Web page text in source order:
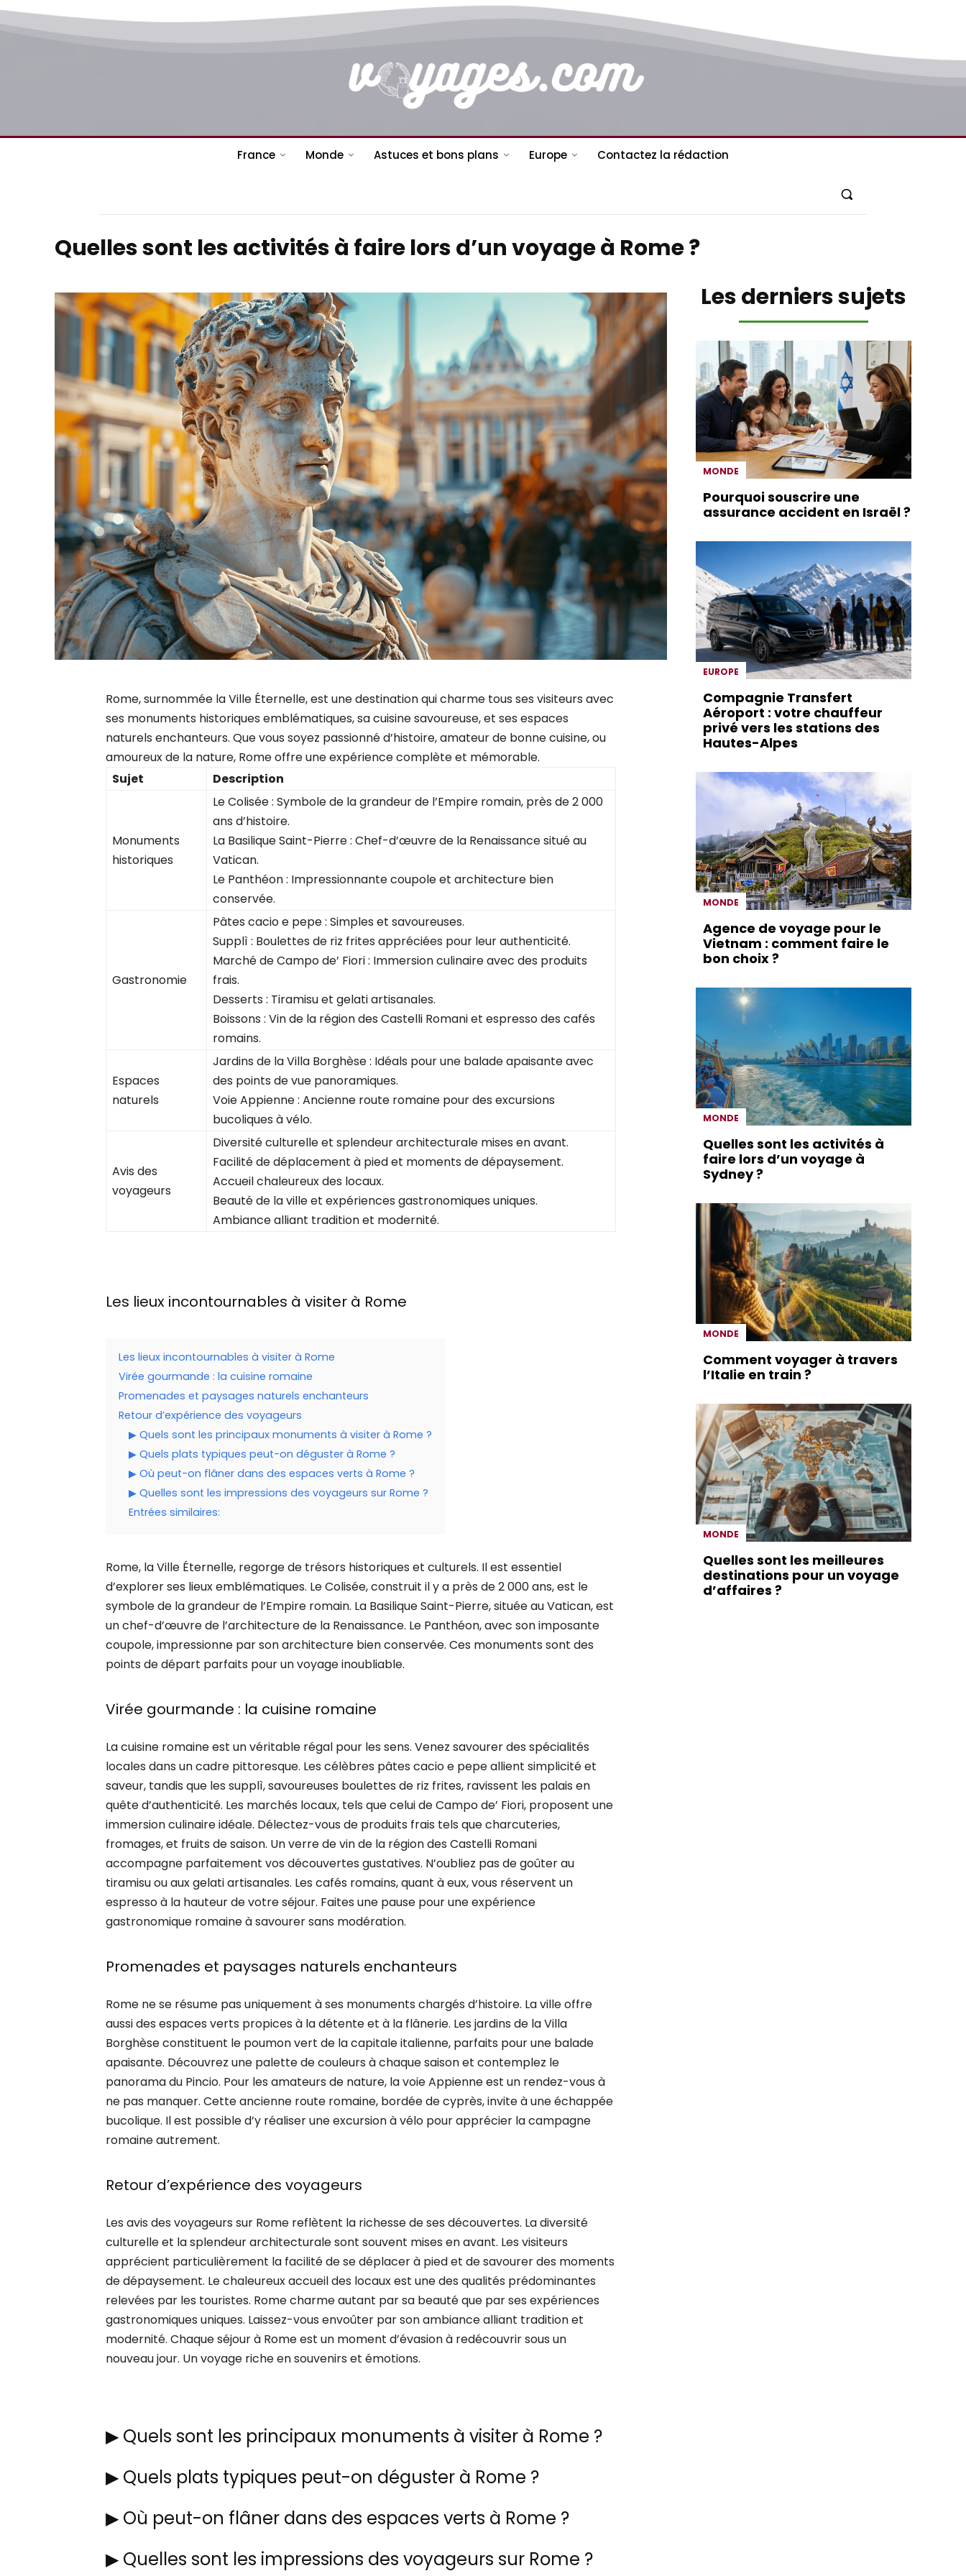
France Monde Astuces et bons plans Europe Contactez la rédaction
Quelles sont les activités à faire lors d’un voyage à Rome ?
Rome, surnommée la Ville Éternelle, est une destination qui charme tous ses visiteurs avec
ses monuments historiques emblématiques, sa cuisine savoureuse, et ses espaces
naturels enchanteurs. Que vous soyez passionné d’histoire, amateur de bonne cuisine, ou
amoureux de la nature, Rome offre une expérience complète et mémorable.
Sujet
Description
Monuments
historiques
Le Colisée : Symbole de la grandeur de l’Empire romain, près de 2 000
ans d’histoire.
La Basilique Saint-Pierre : Chef-d’œuvre de la Renaissance situé au
Vatican.
Le Panthéon : Impressionnante coupole et architecture bien
conservée.
Gastronomie
Pâtes cacio e pepe : Simples et savoureuses.
Supplì : Boulettes de riz frites appréciées pour leur authenticité.
Marché de Campo de’ Fiori : Immersion culinaire avec des produits
frais.
Desserts : Tiramisu et gelati artisanales.
Boissons : Vin de la région des Castelli Romani et espresso des cafés
romains.
Espaces
naturels
Jardins de la Villa Borghèse : Idéals pour une balade apaisante avec
des points de vue panoramiques.
Voie Appienne : Ancienne route romaine pour des excursions
bucoliques à vélo.
Avis des
voyageurs
Diversité culturelle et splendeur architecturale mises en avant.
Facilité de déplacement à pied et moments de dépaysement.
Accueil chaleureux des locaux.
Beauté de la ville et expériences gastronomiques uniques.
Ambiance alliant tradition et modernité.
Les lieux incontournables à visiter à Rome
Les lieux incontournables à visiter à Rome
Virée gourmande : la cuisine romaine
Promenades et paysages naturels enchanteurs
Retour d’expérience des voyageurs
▶ Quels sont les principaux monuments à visiter à Rome ?
▶ Quels plats typiques peut-on déguster à Rome ?
▶ Où peut-on flâner dans des espaces verts à Rome ?
▶ Quelles sont les impressions des voyageurs sur Rome ?
Entrées similaires:
Rome, la Ville Éternelle, regorge de trésors historiques et culturels. Il est essentiel
d’explorer ses lieux emblématiques. Le Colisée, construit il y a près de 2 000 ans, est le
symbole de la grandeur de l’Empire romain. La Basilique Saint-Pierre, située au Vatican, est
un chef-d’œuvre de l’architecture de la Renaissance. Le Panthéon, avec son imposante
coupole, impressionne par son architecture bien conservée. Ces monuments sont des
points de départ parfaits pour un voyage inoubliable.
Virée gourmande : la cuisine romaine
La cuisine romaine est un véritable régal pour les sens. Venez savourer des spécialités
locales dans un cadre pittoresque. Les célèbres pâtes cacio e pepe allient simplicité et
saveur, tandis que les supplì, savoureuses boulettes de riz frites, ravissent les palais en
quête d’authenticité. Les marchés locaux, tels que celui de Campo de’ Fiori, proposent une
immersion culinaire idéale. Délectez-vous de produits frais tels que charcuteries,
fromages, et fruits de saison. Un verre de vin de la région des Castelli Romani
accompagne parfaitement vos découvertes gustatives. N’oubliez pas de goûter au
tiramisu ou aux gelati artisanales. Les cafés romains, quant à eux, vous réservent un
espresso à la hauteur de votre séjour. Faites une pause pour une expérience
gastronomique romaine à savourer sans modération.
Promenades et paysages naturels enchanteurs
Rome ne se résume pas uniquement à ses monuments chargés d’histoire. La ville offre
aussi des espaces verts propices à la détente et à la flânerie. Les jardins de la Villa
Borghèse constituent le poumon vert de la capitale italienne, parfaits pour une balade
apaisante. Découvrez une palette de couleurs à chaque saison et contemplez le
panorama du Pincio. Pour les amateurs de nature, la voie Appienne est un rendez-vous à
ne pas manquer. Cette ancienne route romaine, bordée de cyprès, invite à une échappée
bucolique. Il est possible d’y réaliser une excursion à vélo pour apprécier la campagne
romaine autrement.
Retour d’expérience des voyageurs
Les avis des voyageurs sur Rome reflètent la richesse de ses découvertes. La diversité
culturelle et la splendeur architecturale sont souvent mises en avant. Les visiteurs
apprécient particulièrement la facilité de se déplacer à pied et de savourer des moments
de dépaysement. Le chaleureux accueil des locaux est une des qualités prédominantes
relevées par les touristes. Rome charme autant par sa beauté que par ses expériences
gastronomiques uniques. Laissez-vous envoûter par son ambiance alliant tradition et
modernité. Chaque séjour à Rome est un moment d’évasion à redécouvrir sous un
nouveau jour. Un voyage riche en souvenirs et émotions.
▶ Quels sont les principaux monuments à visiter à Rome ?
▶ Quels plats typiques peut-on déguster à Rome ?
▶ Où peut-on flâner dans des espaces verts à Rome ?
▶ Quelles sont les impressions des voyageurs sur Rome ?
Les derniers sujets
MONDE
Pourquoi souscrire une
assurance accident en Israël ?
EUROPE
Compagnie Transfert
Aéroport : votre chauffeur
privé vers les stations des
Hautes-Alpes
MONDE
Agence de voyage pour le
Vietnam : comment faire le
bon choix ?
MONDE
Quelles sont les activités à
faire lors d’un voyage à
Sydney ?
MONDE
Comment voyager à travers
l’Italie en train ?
MONDE
Quelles sont les meilleures
destinations pour un voyage
d’affaires ?